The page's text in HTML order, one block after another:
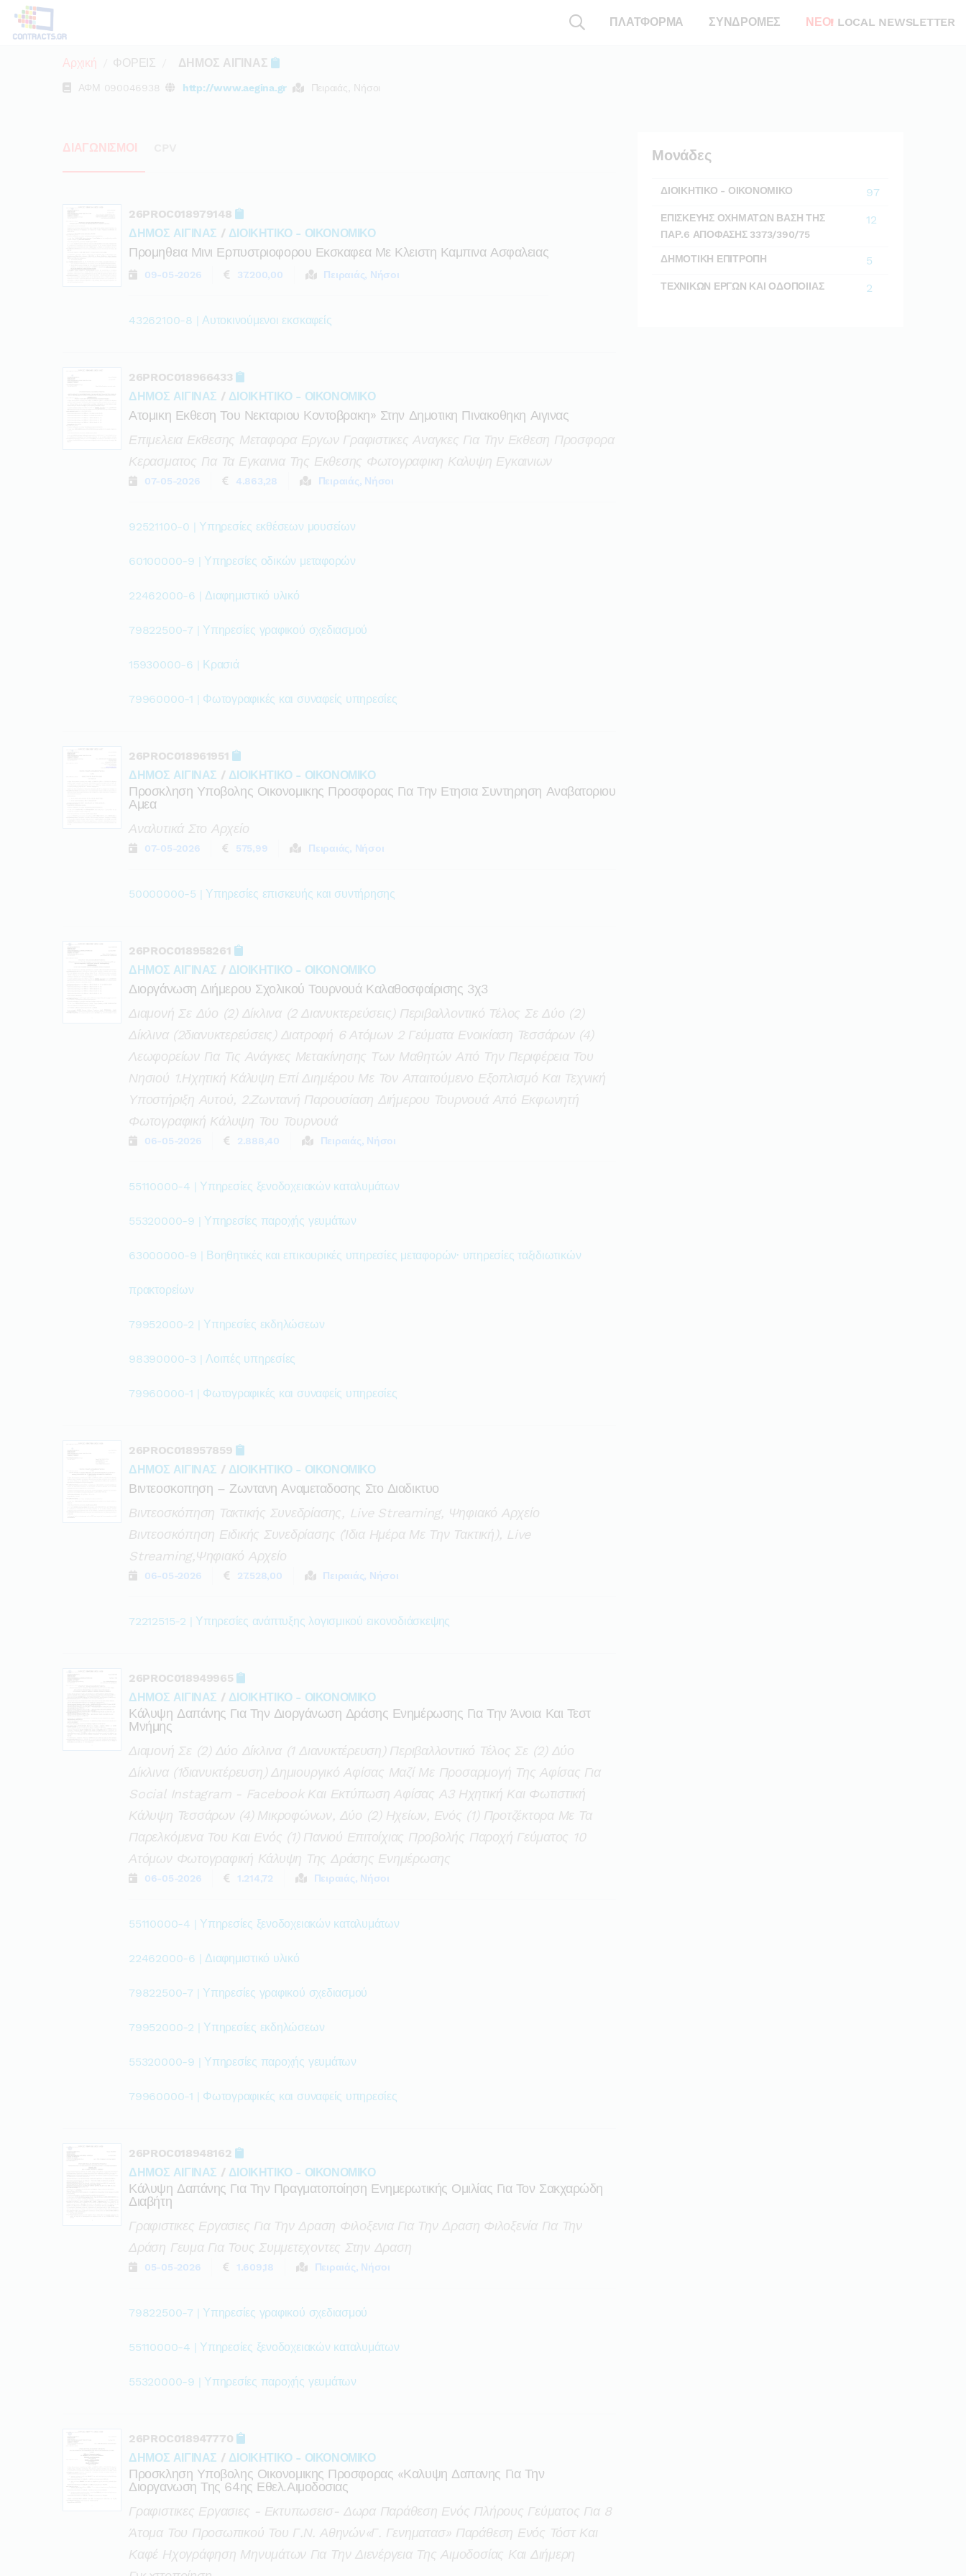
ΠΛΑΤΦΟΡΜΑ ΣΥΝΔΡΟΜΕΣ ΝΕΟ! LOCAL NEWSLETTER
Αρχική ΦΟΡΕΙΣ ΔΗΜΟΣ ΑΙΓΙΝΑΣ
ΑΦΜ 090046938 http://www.aegina.gr Πειραιάς, Νήσοι
Μονάδες
ΔΙΟΙΚΗΤΙΚΟ - ΟΙΚΟΝΟΜΙΚΟ 97
ΕΠΙΣΚΕΥΗΣ ΟΧΗΜΑΤΩΝ ΒΑΣΗ ΤΗΣ
ΠΑΡ.6 ΑΠΟΦΑΣΗΣ 3373/390/75
12
ΔΗΜΟΤΙΚΗ ΕΠΙΤΡΟΠΗ 5
ΤΕΧΝΙΚΩΝ ΕΡΓΩΝ ΚΑΙ ΟΔΟΠΟΙΙΑΣ 2
ΔΙΑΓΩΝΙΣΜΟΙ
26PROC018979148
ΔΗΜΟΣ ΑΙΓΙΝΑΣ / ΔΙΟΙΚΗΤΙΚΟ - ΟΙΚΟΝΟΜΙΚΟ
Προμηθεια Μινι Ερπυστριοφορου Εκσκαφεα Με Κλειστη Καμπινα Ασφαλειας
09-05-2026 37.200,00 Πειραιάς, Νήσοι
43262100-8 | Αυτοκινούμενοι εκσκαφείς
26PROC018966433
ΔΗΜΟΣ ΑΙΓΙΝΑΣ / ΔΙΟΙΚΗΤΙΚΟ - ΟΙΚΟΝΟΜΙΚΟ
Ατομικη Εκθεση Του Νεκταριου Κοντοβρακη» Στην Δημοτικη Πινακοθηκη Αιγινας
Επιμελεια Εκθεσης Μεταφορα Εργων Γραφιστικες Αναγκες Για Την Εκθεση Προσφορα
Κερασματος Για Τα Εγκαινια Της Εκθεσης Φωτογραφικη Καλυψη Εγκαινιων
07-05-2026 4.863,28 Πειραιάς, Νήσοι
92521100-0 | Υπηρεσίες εκθέσεων μουσείων
60100000-9 | Υπηρεσίες οδικών μεταφορών
22462000-6 | Διαφημιστικό υλικό
79822500-7 | Υπηρεσίες γραφικού σχεδιασμού
15930000-6 | Κρασιά
79960000-1 | Φωτογραφικές και συναφείς υπηρεσίες
26PROC018961951
ΔΗΜΟΣ ΑΙΓΙΝΑΣ / ΔΙΟΙΚΗΤΙΚΟ - ΟΙΚΟΝΟΜΙΚΟ
Προσκληση Υποβολης Οικονομικης Προσφορας Για Την Ετησια Συντηρηση Αναβατοριου
Αμεα
Αναλυτικά Στο Αρχείο
07-05-2026 575,99 Πειραιάς, Νήσοι
50000000-5 | Υπηρεσίες επισκευής και συντήρησης
26PROC018958261
ΔΗΜΟΣ ΑΙΓΙΝΑΣ / ΔΙΟΙΚΗΤΙΚΟ - ΟΙΚΟΝΟΜΙΚΟ
Διοργάνωση Διήμερου Σχολικού Τουρνουά Καλαθοσφαίρισης 3χ3
Διαμονή Σε Δύο (2) Δίκλινα (2 Διανυκτερεύσεις) Περιβαλλοντικό Τέλος Σε Δύο (2)
Δίκλινα (2διανυκτερεύσεις) Διατροφή 6 Ατόμων 2 Γεύματα Ενοικίαση Τεσσάρων (4)
Λεωφορείων Για Τις Ανάγκες Μετακίνησης Των Μαθητών Από Την Περιφέρεια Του
Νησιού 1.ηχητική Κάλυψη Επί Διημέρου Με Τον Απαιτούμενο Εξοπλισμό Και Τεχνική
Υποστήριξη Αυτού, 2.ζωντανή Παρουσίαση Διήμερου Τουρνουά Από Εκφωνητή
Φωτογραφική Κάλυψη Του Τουρνουά
06-05-2026 2.888,40 Πειραιάς, Νήσοι
55110000-4 | Υπηρεσίες ξενοδοχειακών καταλυμάτων
55320000-9 | Υπηρεσίες παροχής γευμάτων
63000000-9 | Βοηθητικές και επικουρικές υπηρεσίες μεταφορών· υπηρεσίες ταξιδιωτικών
πρακτορείων
79952000-2 | Υπηρεσίες εκδηλώσεων
98390000-3 | Λοιπές υπηρεσίες
79960000-1 | Φωτογραφικές και συναφείς υπηρεσίες
26PROC018957859
ΔΗΜΟΣ ΑΙΓΙΝΑΣ / ΔΙΟΙΚΗΤΙΚΟ - ΟΙΚΟΝΟΜΙΚΟ
Βιντεοσκοπηση – Ζωντανη Αναμεταδοσης Στο Διαδικτυο
Βιντεοσκόπηση Τακτικής Συνεδρίασης, Live Streaming, Ψηφιακό Αρχείο
Βιντεοσκόπηση Ειδικής Συνεδρίασης (ίδια Ημέρα Με Την Τακτική), Live
Streaming,ψηφιακό Αρχείο
06-05-2026 27.528,00 Πειραιάς, Νήσοι
72212515-2 | Υπηρεσίες ανάπτυξης λογισμικού εικονοδιάσκεψης
26PROC018949965
ΔΗΜΟΣ ΑΙΓΙΝΑΣ / ΔΙΟΙΚΗΤΙΚΟ - ΟΙΚΟΝΟΜΙΚΟ
Κάλυψη Δαπάνης Για Την Διοργάνωση Δράσης Ενημέρωσης Για Την Άνοια Και Τεστ
Μνήμης
Διαμονή Σε (2) Δύο Δίκλινα (1 Διανυκτέρευση) Περιβαλλοντικό Τέλος Σε (2) Δύο
Δίκλινα (1διανυκτέρευση) Δημιουργικό Αφίσας Μαζί Με Προσαρμογή Της Αφίσας Για
Social Instagram - Facebook Και Εκτύπωση Αφίσας Α3 Ηχητική Και Φωτιστική
Κάλυψη Τεσσάρων (4) Μικροφώνων, Δύο (2) Ηχείων, Ενός (1) Προτζέκτορα Με Τα
Παρελκόμενα Του Και Ενός (1) Πανιού Επιτοίχιας Προβολής Παροχή Γεύματος 10
Ατόμων Φωτογραφική Κάλυψη Της Δράσης Ενημέρωσης
06-05-2026 1.214,72 Πειραιάς, Νήσοι
55110000-4 | Υπηρεσίες ξενοδοχειακών καταλυμάτων
22462000-6 | Διαφημιστικό υλικό
79822500-7 | Υπηρεσίες γραφικού σχεδιασμού
79952000-2 | Υπηρεσίες εκδηλώσεων
55320000-9 | Υπηρεσίες παροχής γευμάτων
79960000-1 | Φωτογραφικές και συναφείς υπηρεσίες
26PROC018948162
ΔΗΜΟΣ ΑΙΓΙΝΑΣ / ΔΙΟΙΚΗΤΙΚΟ - ΟΙΚΟΝΟΜΙΚΟ
Κάλυψη Δαπάνης Για Την Πραγματοποίηση Ενημερωτικής Ομιλίας Για Τον Σακχαρώδη
Διαβήτη
Γραφιστικες Εργασιες Για Την Δραση Φιλοξενια Για Την Δραση Φιλοξενία Για Την
Δράση Γευμα Για Τους Συμμετεχοντες Στην Δραση
05-05-2026 1.609,18 Πειραιάς, Νήσοι
79822500-7 | Υπηρεσίες γραφικού σχεδιασμού
55110000-4 | Υπηρεσίες ξενοδοχειακών καταλυμάτων
55320000-9 | Υπηρεσίες παροχής γευμάτων
26PROC018947770
ΔΗΜΟΣ ΑΙΓΙΝΑΣ / ΔΙΟΙΚΗΤΙΚΟ - ΟΙΚΟΝΟΜΙΚΟ
Προσκληση Υποβολης Οικονομικης Προσφορας «καλυψη Δαπανης Για Την
Διοργανωση Της 64ης Εθελ.αιμοδοσιας
Γραφιστικες Εργασιες - Εκτυπωσεισ- Δωρα Παράθεση Ενός Πλήρους Γεύματος Για 8
Άτομα Του Προσωπικού Του Γ.ν. Αθηνών«γ. Γενηματασ» Παράθεση Ενός Τόστ Και
Καφέ Ηχογράφηση Μηνυμάτων Για Την Διενέργεια Της Αιμοδοσίας Και Διήμερη